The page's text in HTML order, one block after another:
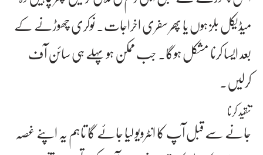
میڈیکل بلز ہوں یا پھر سفری اخراجات۔ نوکری چھوڑنے کے
بعد ایسا کرنا مشکل ہوگا۔ جب ممکن ہو پہلے ہی سائن آف
کرلیں۔
تنقید کرنا
جانے سے قبل آپ کا انٹرویو لیا جائے گا تاہم یہ اپنے غصہ